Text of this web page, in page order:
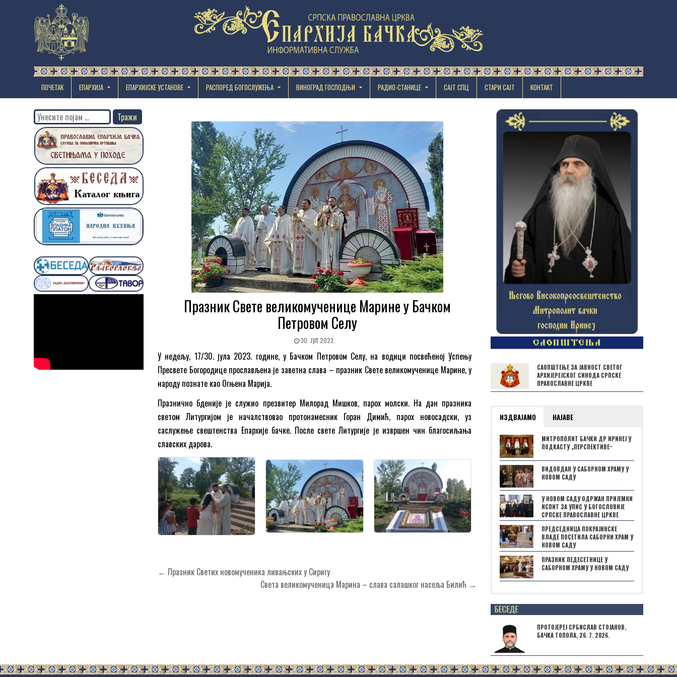
ПОЧЕТАК ЕПАРХИЈА EПАРХИЈСКЕ УСТАНОВЕ РАСПОРЕД БОГОСЛУЖЕЊА ВИНОГРАД ГОСПОДЊИ РАДИО-СТАНИЦЕ САЈТ СПЦ СТАРИ САЈТ КОНТАКТ
Празник Свете великомученице Марине у Бачком
Петровом Селу
30. ЈУЛ 2023.
У недељу, 17/30. јула 2023. године, у Бачком Петровом Селу, на водици посвећеној Успењу
Пресвете Богородице прослављена је заветна слава – празник Свете великомученице Марине, у
народу познате као Огњена Марија.
Празнично бденије је служио презвитер Милорад Мишков, парох молски. На дан празника
светом Литургијом је началствовао протонамесник Горан Димић, парох новосадски, уз
саслужење свештенства Епархије бачке. После свете Литургије је извршен чин благосиљања
славских дарова.
Кретање
← Празник Светих новомученика ливањских у Сиригу
Света великомученица Марина – слава салашког насеља Билић →
Search
for:
САОПШТЕЊЕ ЗА ЈАВНОСТ СВЕТОГ
АРХИЈЕРЕЈСКОГ СИНОДА СРПСКЕ
ПРАВОСЛАВНЕ ЦРКВЕ
ИЗДВАЈАМО НАЈАВЕ
МИТРОПОЛИТ БАЧКИ ДР ИРИНЕЈ У
ПОДКАСТУ „ПЕРСПЕКТИВЕˮ
ВИДОВДАН У САБОРНОМ ХРАМУ У
НОВОМ САДУ
У НОВОМ САДУ ОДРЖАН ПРИЈЕМНИ
ИСПИТ ЗА УПИС У БОГОСЛОВИЈЕ
СРПСКЕ ПРАВОСЛАВНЕ ЦРКВЕ
ПРЕДСЕДНИЦА ПОКРАЈИНСКЕ
ВЛАДЕ ПОСЕТИЛА САБОРНИ ХРАМ У
НОВОМ САДУ
ПРАЗНИК ПЕДЕСЕТНИЦЕ У
САБОРНОМ ХРАМУ У НОВОМ САДУ
Posts not found
ПРОТОЈЕРЕЈ СРБИСЛАВ СТОЈАНОВ,
БАЧКА ТОПОЛА, 26. 7. 2026.